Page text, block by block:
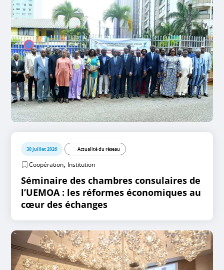
30 juillet 2026 Actualité du réseau
Coopération, Institution
Séminaire des chambres consulaires de
l’UEMOA : les réformes économiques au
cœur des échanges